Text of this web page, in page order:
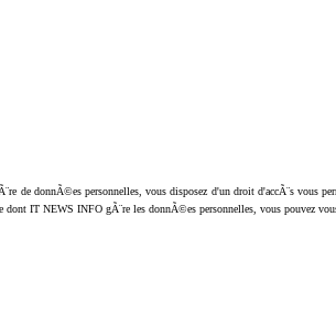
donnÃ©es personnelles, vous disposez d'un droit d'accÃ¨s vous
dont IT NEWS INFO gÃ¨re les donnÃ©es personnelles, vous pouvez